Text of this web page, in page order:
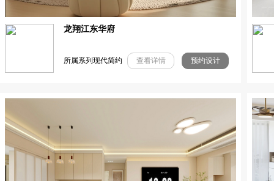
龙翔江东华府
所属系列现代简约 查看详情 预约设计